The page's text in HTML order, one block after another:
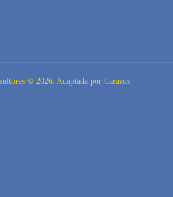
© 2026. Adaptada por Carazos